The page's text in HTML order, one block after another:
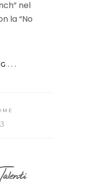
nel
la “No